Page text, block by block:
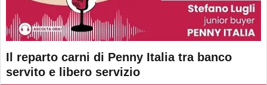
Il reparto carni di Penny Italia tra banco
servito e libero servizio